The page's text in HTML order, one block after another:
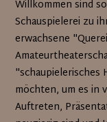
Willkommen sind
Schauspielerei zu
erwachsene
möchten, um es in
Auftreten,